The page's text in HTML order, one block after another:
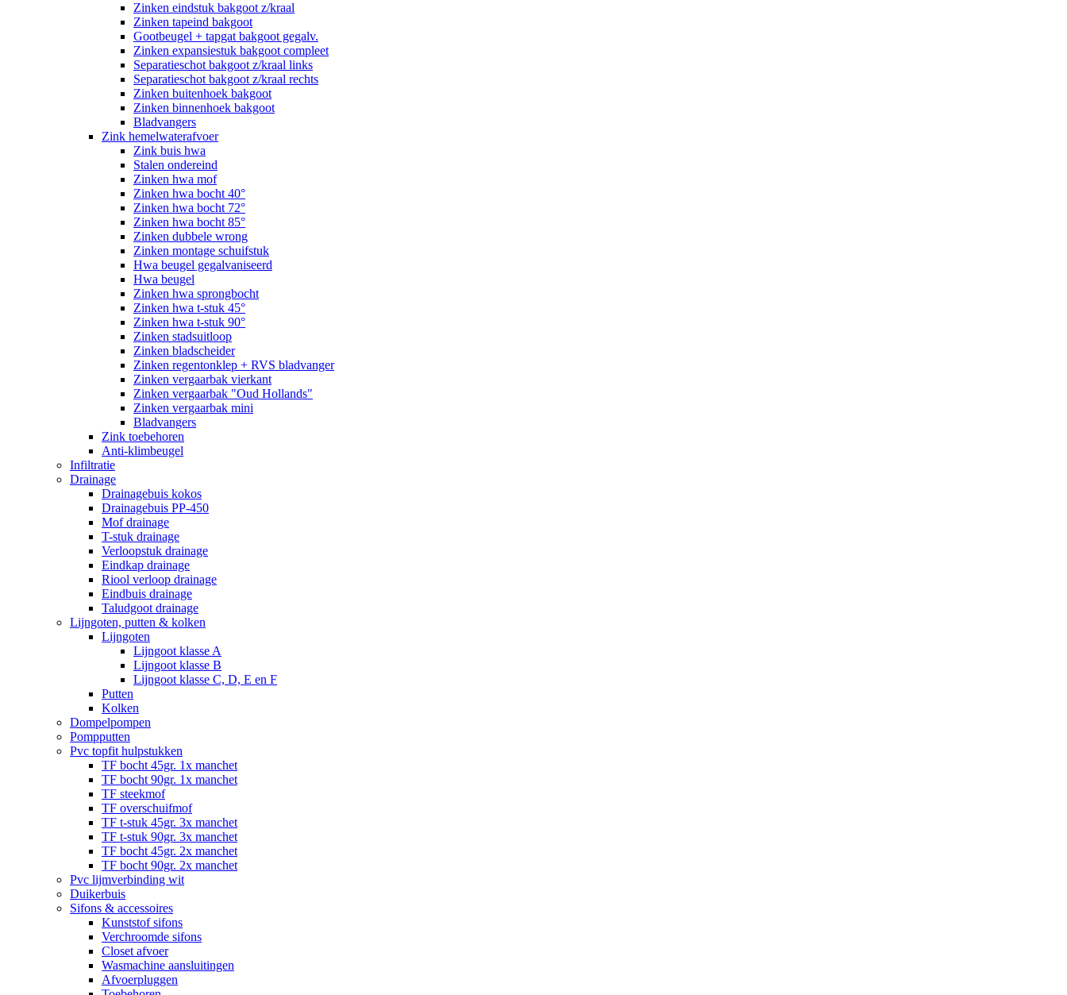
Zinken eindstuk bakgoot z/kraal
Zinken tapeind bakgoot
Gootbeugel + tapgat bakgoot gegalv.
Zinken expansiestuk bakgoot compleet
Separatieschot bakgoot z/kraal links
Separatieschot bakgoot z/kraal rechts
Zinken buitenhoek bakgoot
Zinken binnenhoek bakgoot
Bladvangers
Zink hemelwaterafvoer
Zink buis hwa
Stalen ondereind
Zinken hwa mof
Zinken hwa bocht 40°
Zinken hwa bocht 72°
Zinken hwa bocht 85°
Zinken dubbele wrong
Zinken montage schuifstuk
Hwa beugel gegalvaniseerd
Hwa beugel
Zinken hwa sprongbocht
Zinken hwa t-stuk 45°
Zinken hwa t-stuk 90°
Zinken stadsuitloop
Zinken bladscheider
Zinken regentonklep + RVS bladvanger
Zinken vergaarbak vierkant
Zinken vergaarbak "Oud Hollands"
Zinken vergaarbak mini
Bladvangers
Zink toebehoren
Anti-klimbeugel
Infiltratie
Drainage
Drainagebuis kokos
Drainagebuis PP-450
Mof drainage
T-stuk drainage
Verloopstuk drainage
Eindkap drainage
Riool verloop drainage
Eindbuis drainage
Taludgoot drainage
Lijngoten, putten & kolken
Lijngoten
Lijngoot klasse A
Lijngoot klasse B
Lijngoot klasse C, D, E en F
Putten
Kolken
Dompelpompen
Pompputten
Pvc topfit hulpstukken
TF bocht 45gr. 1x manchet
TF bocht 90gr. 1x manchet
TF steekmof
TF overschuifmof
TF t-stuk 45gr. 3x manchet
TF t-stuk 90gr. 3x manchet
TF bocht 45gr. 2x manchet
TF bocht 90gr. 2x manchet
Pvc lijmverbinding wit
Duikerbuis
Sifons & accessoires
Kunststof sifons
Verchroomde sifons
Closet afvoer
Wasmachine aansluitingen
Afvoerpluggen